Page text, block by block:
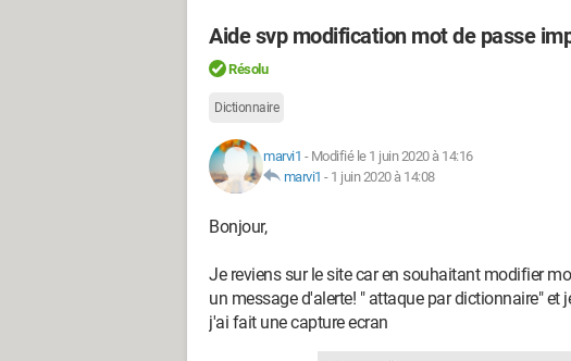
Aide svp modification mot de passe
Résolu
Dictionnaire
marvi1 - Modifié le 1 juin 2020 à 14:16
marvi1 - 1 juin 2020 à 14:08
Bonjour,
Je reviens sur le site car en souhaitant modifier
un message d'alerte! " attaque par dictionnaire"
j'ai fait une capture ecran